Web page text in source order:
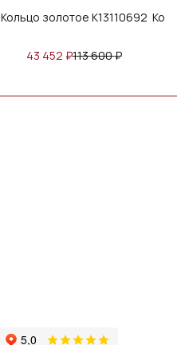
Кольцо золотое К13110692
43 452 ₽113 600₽